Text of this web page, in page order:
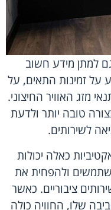
למתן מידע חשוב
על זמינות התאים, על
מזג האוויר החיצוני.
טובה יותר ולדעת
לשירותים.
כאלה יכולות
ולהפחית את
ציבוריים. כאשר
שלו, החוויה כולה